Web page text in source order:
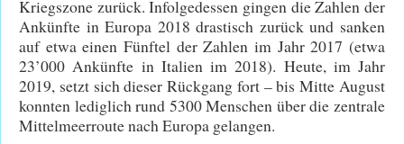
Kriegszone zurück. Infolgedessen gingen die Zahlen der
Ankünfte in Europa 2018 drastisch zurück und sanken
auf etwa einen Fünftel der Zahlen im Jahr 2017 (etwa
23’000 Ankünfte in Italien im 2018). Heute, im Jahr
2019, setzt sich dieser Rückgang fort – bis Mitte August
konnten lediglich rund 5300 Menschen über die zentrale
Mittelmeerroute nach Europa gelangen.